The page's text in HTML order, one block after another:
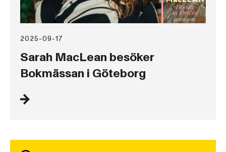
2025-09-17
Sarah MacLean besöker
Bokmässan i Göteborg